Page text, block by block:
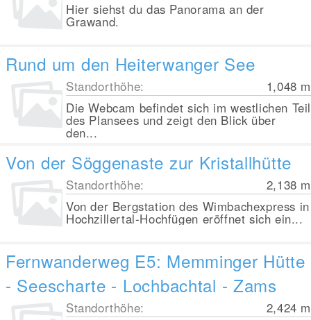
Hier siehst du das Panorama an der
Grawand.
Rund um den Heiterwanger See
Standorthöhe: 1,048 m
Die Webcam befindet sich im westlichen Teil
des Plansees und zeigt den Blick über
den...
Von der Söggenaste zur Kristallhütte
Standorthöhe: 2,138 m
Von der Bergstation des Wimbachexpress in
Hochzillertal-Hochfügen eröffnet sich ein...
Fernwanderweg E5: Memminger Hütte
- Seescharte - Lochbachtal - Zams
Standorthöhe: 2,424 m